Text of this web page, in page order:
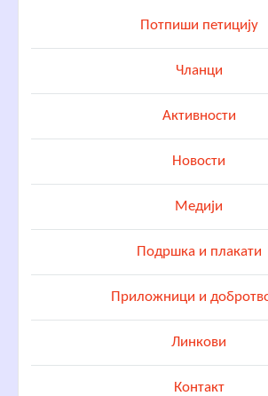
Потпиши петицију
Чланци
Активности
Новости
Медији
Подршка и плакати
Приложници и
Линкови
Контакт